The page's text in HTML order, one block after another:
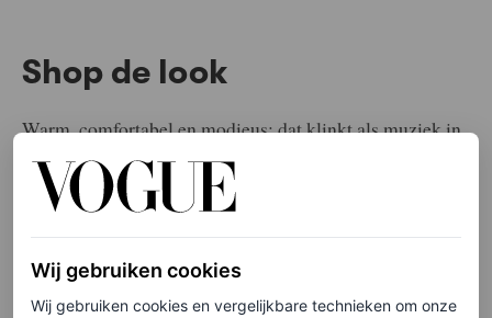
Shop de look
Warm, comfortabel en modieus: dat klinkt als muziek in
de oren voor menig Nederlands modepubliek.
wonderlandis nét een stukje leuker als je de deur uit kan
in passendegearzonder je hele stijl op te offeren.
Leren laarzen van COS
Wij gebruiken cookies
Wij gebruiken cookies en vergelijkbare technieken om onze